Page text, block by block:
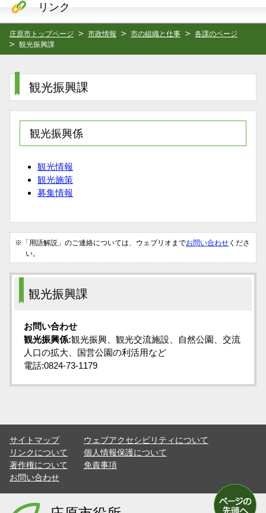
リンク
庄原市トップページ 市政情報 市の組織と仕事
各課のページ
観光振興課
観光振興課
観光振興係
観光情報
観光施策
募集情報
※「用語解説」のご連絡については、ウェブリオまでお問い合わせ くださ
い。
観光振興課
お問い合わせ
観光振興係:観光振興、観光交流施設、自然公園、交流
人口の拡大、国営公園の利活用など
電話:0824-73-1179
サイトマップ
ウェブアクセシビリティについて
リンクについて
個人情報保護について
著作権について
免責事項
お問い合わせ